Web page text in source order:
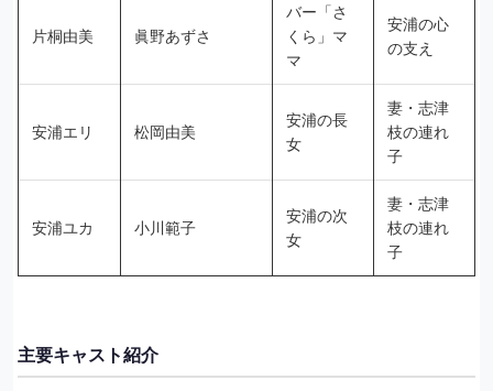
片桐由美 眞野あずさ
バー「さ
くら」マ
マ
安浦の心
の支え
安浦エリ 松岡由美
安浦の長
女
妻・志津
枝の連れ
子
安浦ユカ 小川範子
安浦の次
女
妻・志津
枝の連れ
子
主要キャスト紹介